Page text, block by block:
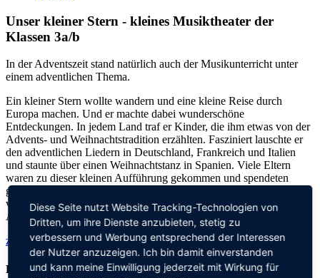
Unser kleiner Stern - kleines Musiktheater der
Klassen 3a/b
In der Adventszeit stand natürlich auch der Musikunterricht unter
einem adventlichen Thema.
Ein kleiner Stern wollte wandern und eine kleine Reise durch
Europa machen. Und er machte dabei wunderschöne
Entdeckungen. In jedem Land traf er Kinder, die ihm etwas von der
Advents- und Weihnachtstradition erzählten. Fasziniert lauschte er
den adventlichen Liedern in Deutschland, Frankreich und Italien
und staunte über einen Weihnachtstanz in Spanien. Viele Eltern
waren zu dieser kleinen Aufführung gekommen und spendeten
großen Beifall. Mit einem gemeinsamen Adventslied
verabschiedeten sich alle in ein gesegnetes zweites
Adventswochenende.
zurück zu allen aktuellen Meldungen
Kontakt
Diese Seite nutzt Website Tracking-Technologien von
Dritten, um ihre Dienste anzubieten, stetig zu
verbessern und Werbung entsprechend der Interessen
der Nutzer anzuzeigen. Ich bin damit einverstanden
und kann meine Einwilligung jederzeit mit Wirkung für